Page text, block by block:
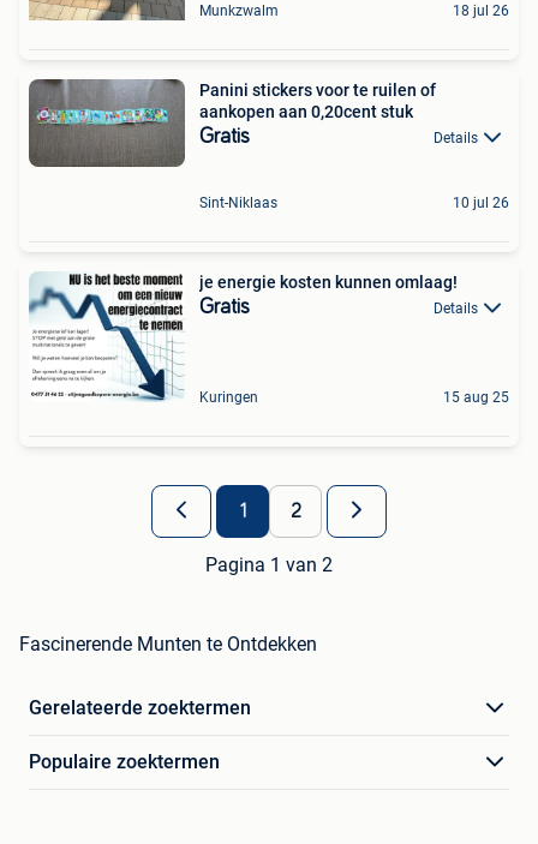
Munkzwalm 18 jul 26
Panini stickers voor te ruilen of
aankopen aan 0,20cent stuk
Gratis Details
Sint-Niklaas 10 jul 26
je energie kosten kunnen omlaag!
Gratis Details
Kuringen 15 aug 25
1 2
Pagina 1 van 2
Fascinerende Munten te Ontdekken
Gerelateerde zoektermen
Populaire zoektermen